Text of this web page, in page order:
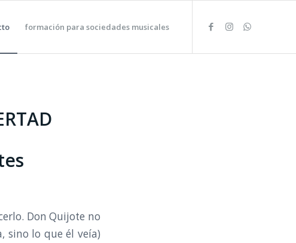
formación para sociedades musicales
Don Quijote no
sino lo que él veía)